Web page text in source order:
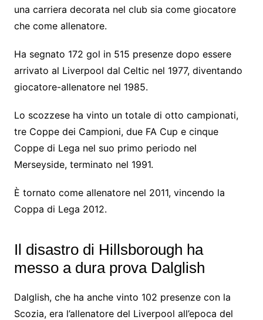
una carriera decorata nel club sia come giocatore
che come allenatore.
Ha segnato 172 gol in 515 presenze dopo essere
arrivato al Liverpool dal Celtic nel 1977, diventando
giocatore-allenatore nel 1985.
Lo scozzese ha vinto un totale di otto campionati,
tre Coppe dei Campioni, due FA Cup e cinque
Coppe di Lega nel suo primo periodo nel
Merseyside, terminato nel 1991.
È tornato come allenatore nel 2011, vincendo la
Coppa di Lega 2012.
Il disastro di Hillsborough ha
messo a dura prova Dalglish
Dalglish, che ha anche vinto 102 presenze con la
Scozia, era l’allenatore del Liverpool all’epoca del